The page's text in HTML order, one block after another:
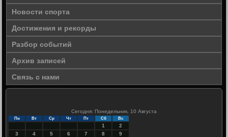
Новости спорта
Достижения и рекорды
Разбор событий
Архив записей
Связь с нами
Сегодня: Понедельник, 10 Августа
Пн Вт Ср Чт Пт Сб Вс
1
2
3
4 5 6 7 8
9